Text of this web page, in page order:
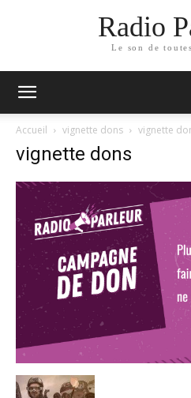
Radio
Le son de
Accueil vignette dons vignette
vignette dons